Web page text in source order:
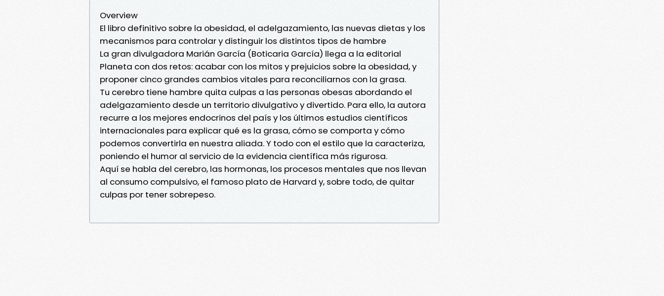
Overview
El libro definitivo sobre la obesidad, el adelgazamiento, las nuevas dietas y los
mecanismos para controlar y distinguir los distintos tipos de hambre
La gran divulgadora Marián García (Boticaria García) llega a la editorial
Planeta con dos retos: acabar con los mitos y prejuicios sobre la obesidad, y
proponer cinco grandes cambios vitales para reconciliarnos con la grasa.
Tu cerebro tiene hambre quita culpas a las personas obesas abordando el
adelgazamiento desde un territorio divulgativo y divertido. Para ello, la autora
recurre a los mejores endocrinos del país y los últimos estudios científicos
internacionales para explicar qué es la grasa, cómo se comporta y cómo
podemos convertirla en nuestra aliada. Y todo con el estilo que la caracteriza,
poniendo el humor al servicio de la evidencia científica más rigurosa.
Aquí se habla del cerebro, las hormonas, los procesos mentales que nos llevan
al consumo compulsivo, el famoso plato de Harvard y, sobre todo, de quitar
culpas por tener sobrepeso.